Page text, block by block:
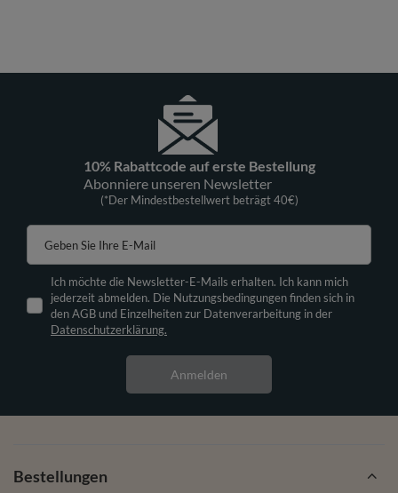
10% Rabattcode auf erste Bestellung
Abonniere unseren Newsletter
(*Der Mindestbestellwert beträgt 40€)
Geben Sie Ihre E-Mail
Ich möchte die Newsletter-E-Mails erhalten. Ich kann mich
jederzeit abmelden. Die Nutzungsbedingungen finden sich in
den AGB und Einzelheiten zur Datenverarbeitung in der
Datenschutzerklärung.
Anmelden
Bestellungen